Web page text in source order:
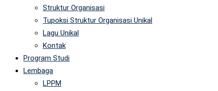
Struktur Organisasi
Tupoksi Struktur Organisasi Unikal
Lagu Unikal
Kontak
Program Studi
Lembaga
LPPM